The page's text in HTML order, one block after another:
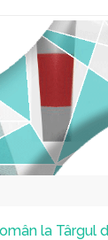
la Târgul